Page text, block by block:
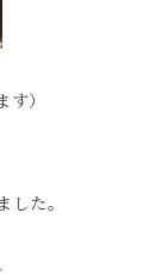
す）
した。